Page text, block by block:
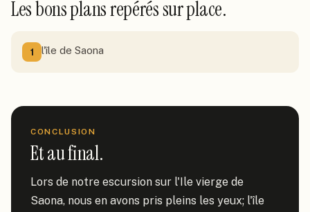
Les bons plans repérés sur place.
1 l'île de Saona
CONCLUSION
Et au final.
Lors de notre escursion sur l'Ile vierge de
Saona, nous en avons pris pleins les yeux; l'île